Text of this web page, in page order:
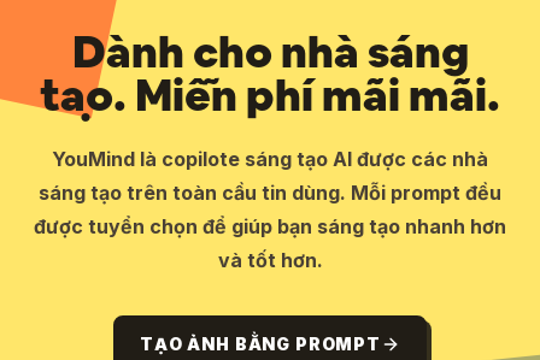
Dành cho nhà sáng
tạo. Miễn phí mãi mãi.
YouMind là copilote sáng tạo AI được các nhà
sáng tạo trên toàn cầu tin dùng. Mỗi prompt đều
được tuyển chọn để giúp bạn sáng tạo nhanh hơn
và tốt hơn.
TẠO ẢNH BẰNG PROMPT